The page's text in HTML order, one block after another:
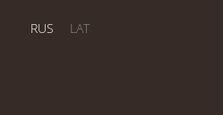
RUS LAT